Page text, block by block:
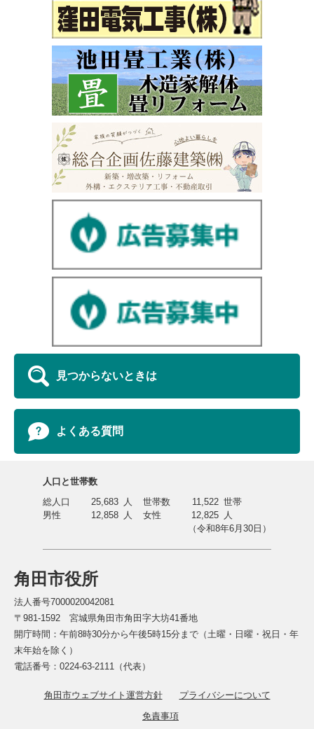
見つからないときは
よくある質問
角田市役所
法人番号7000020042081
〒981-1592 宮城県角田市角田字大坊41番地
開庁時間：午前8時30分から午後5時15分まで（土曜・日曜・祝日・年
末年始を除く）
電話番号：0224-63-2111（代表）
角田市ウェブサイト運営方針
プライバシーについて
免責事項
人口と世帯数
総人口
25,683 人 世帯数 11,522 世帯
男性
12,858 人 女性 12,825 人
（令和8年6月30日）